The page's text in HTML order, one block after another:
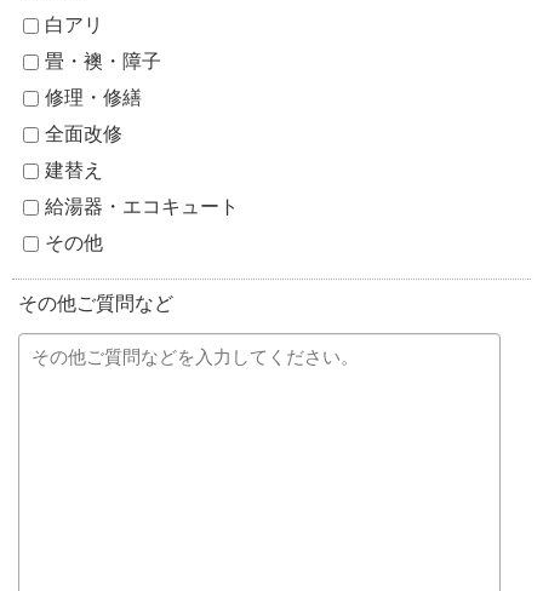
白アリ
畳・襖・障子
修理・修繕
全面改修
建替え
給湯器・エコキュート
その他
その他ご質問など